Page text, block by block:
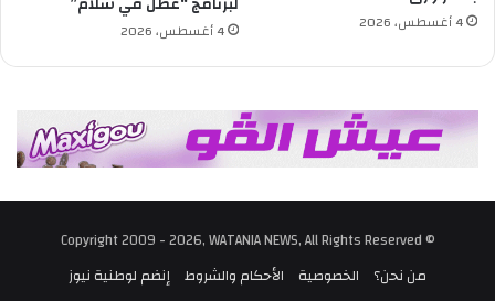
ا
ي
0
3
4 أغسطس، 2026 4 أغسطس، 2026
© Copyright 2009 - 2026, WATANIA NEWS, All Rights Reserved
من نحن؟
الخصوصية الأحكام والشروط إنضم لوطنية نيوز